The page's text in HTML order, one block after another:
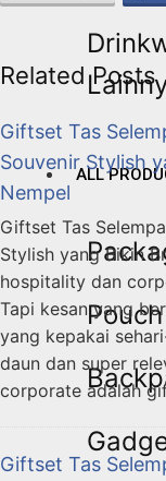
ALL
Pouch
Related Posts
Giftset Tas
Souvenir Stylish
Nempel
Giftset Tas
Stylish yang Bikin
hospitality dan
Tapi kesan yang
yang kepakai
daun dan super
corporate adalah
Giftset Tas